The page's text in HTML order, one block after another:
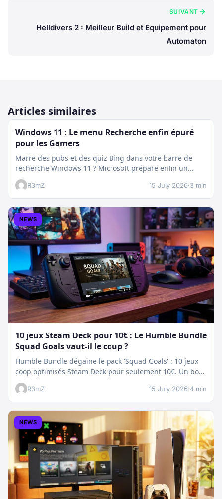
SUIVANT
Helldivers 2 : Meilleur Build et Equipement pour
Automaton
Articles similaires
Windows 11 : Le menu Recherche enfin épuré
pour les Gamers
Marre des pubs et des quiz Bing dans votre barre de
recherche Windows 11 ? Microsoft prépare enfin un
nettoyage…
R3mZ 15 July 2026·3 min
NEWS
10 jeux Steam Deck pour 10€ : Le Humble Bundle
Squad Goals vaut-il le coup ?
Humble Bundle dégaine le pack 'Squad Goals' : 10 jeux
coop optimisés Steam Deck pour seulement 10€. Un bon
plan…
R3mZ 15 July 2026·4 min
NEWS